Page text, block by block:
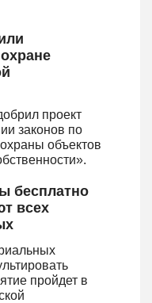
проект
законов по
объектов
бесплатно
всех
пройдет в